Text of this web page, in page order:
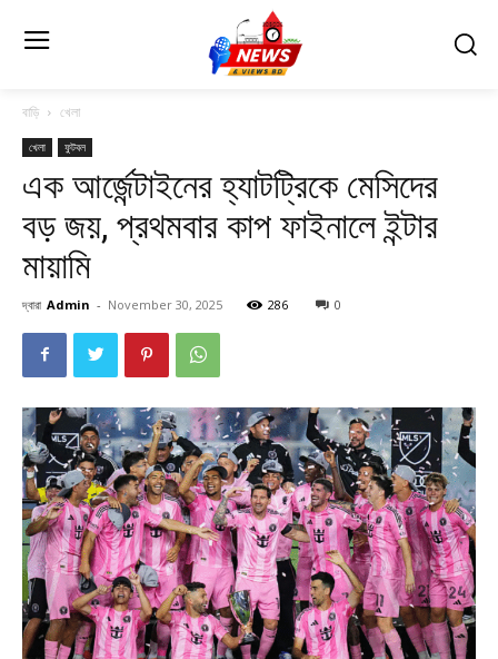
বাড়ি খেলা
খেলা ফুটবল
এক আর্জেন্টাইনের হ্যাটট্রিকে মেসিদের
বড় জয়, প্রথমবার কাপ ফাইনালে ইন্টার
মায়ামি
দ্বারা Admin - November 30, 2025 286 0